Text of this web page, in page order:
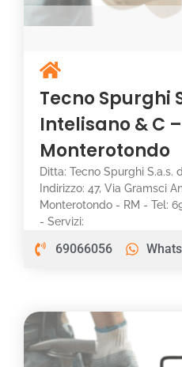
Tecno Spurghi
Intelisano & C –
Monterotondo
Ditta: Tecno Spurghi S.a.s.
Indirizzo: 47, Via Gramsci
Monterotondo - RM - Tel:
- Servizi:
69066056